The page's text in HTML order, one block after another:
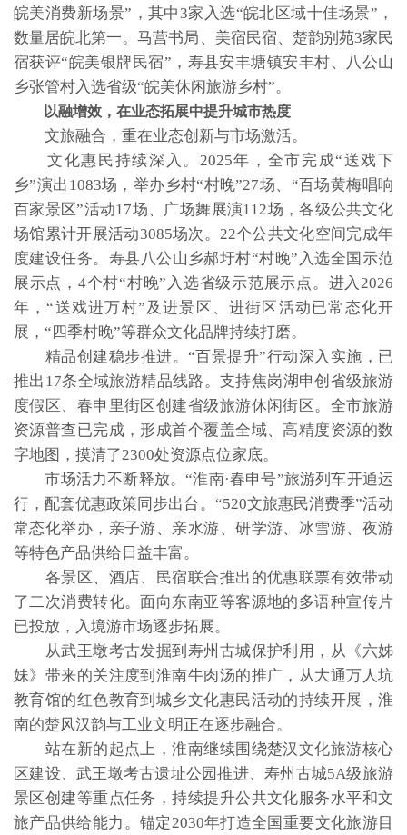
皖美消费新场景”，其中3家入选“皖北区域十佳场景”，
数量居皖北第一。马营书局、美宿民宿、楚韵别苑3家民
宿获评“皖美银牌民宿”，寿县安丰塘镇安丰村、八公山
乡张管村入选省级“皖美休闲旅游乡村”。
以融增效，在业态拓展中提升城市热度
文旅融合，重在业态创新与市场激活。
文化惠民持续深入。2025年，全市完成“送戏下
乡”演出1083场，举办乡村“村晚”27场、“百场黄梅唱响
百家景区”活动17场、广场舞展演112场，各级公共文化
场馆累计开展活动3085场次。22个公共文化空间完成年
度建设任务。寿县八公山乡郝圩村“村晚”入选全国示范
展示点，4个村“村晚”入选省级示范展示点。进入2026
年，“送戏进万村”及进景区、进街区活动已常态化开
展，“四季村晚”等群众文化品牌持续打磨。
精品创建稳步推进。“百景提升”行动深入实施，已
推出17条全域旅游精品线路。支持焦岗湖申创省级旅游
度假区、春申里街区创建省级旅游休闲街区。全市旅游
资源普查已完成，形成首个覆盖全域、高精度资源的数
字地图，摸清了2300处资源点位家底。
市场活力不断释放。“淮南·春申号”旅游列车开通运
行，配套优惠政策同步出台。“520文旅惠民消费季”活动
常态化举办，亲子游、亲水游、研学游、冰雪游、夜游
等特色产品供给日益丰富。
各景区、酒店、民宿联合推出的优惠联票有效带动
了二次消费转化。面向东南亚等客源地的多语种宣传片
已投放，入境游市场逐步拓展。
从武王墩考古发掘到寿州古城保护利用，从《六姊
妹》带来的关注度到淮南牛肉汤的推广，从大通万人坑
教育馆的红色教育到城乡文化惠民活动的持续开展，淮
南的楚风汉韵与工业文明正在逐步融合。
站在新的起点上，淮南继续围绕楚汉文化旅游核心
区建设、武王墩考古遗址公园推进、寿州古城5A级旅游
景区创建等重点任务，持续提升公共文化服务水平和文
旅产品供给能力。锚定2030年打造全国重要文化旅游目